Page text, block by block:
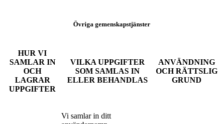
Övriga gemenskapstjänster
HUR VI
SAMLAR IN
OCH
LAGRAR
UPPGIFTER
VILKA UPPGIFTER
SOM SAMLAS IN
ELLER BEHANDLAS
ANVÄNDNING
OCH RÄTTSLIG
GRUND
Vi samlar in ditt